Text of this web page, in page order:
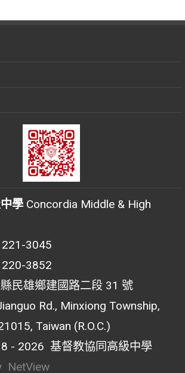
學 Concordia Middle & High
3045
3852
民雄鄉建國路二段 31 號
Rd., Minxiong Township,
Taiwan (R.O.C.)
- 2026 基督教協同高級中學
NetView